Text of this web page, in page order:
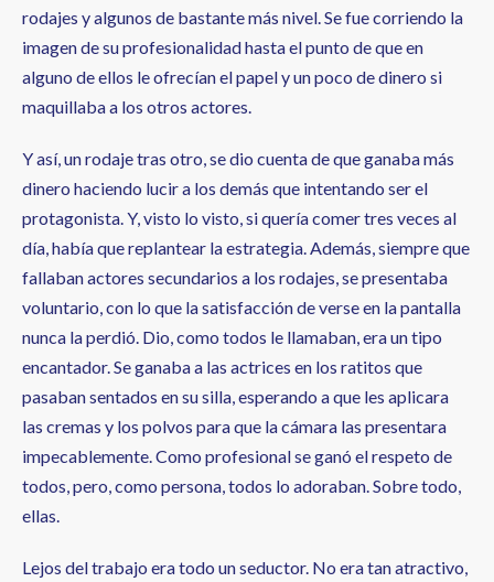
rodajes y algunos de bastante más nivel. Se fue corriendo la
imagen de su profesionalidad hasta el punto de que en
alguno de ellos le ofrecían el papel y un poco de dinero si
maquillaba a los otros actores.
Y así, un rodaje tras otro, se dio cuenta de que ganaba más
dinero haciendo lucir a los demás que intentando ser el
protagonista. Y, visto lo visto, si quería comer tres veces al
día, había que replantear la estrategia. Además, siempre que
fallaban actores secundarios a los rodajes, se presentaba
voluntario, con lo que la satisfacción de verse en la pantalla
nunca la perdió. Dio, como todos le llamaban, era un tipo
encantador. Se ganaba a las actrices en los ratitos que
pasaban sentados en su silla, esperando a que les aplicara
las cremas y los polvos para que la cámara las presentara
impecablemente. Como profesional se ganó el respeto de
todos, pero, como persona, todos lo adoraban. Sobre todo,
ellas.
Lejos del trabajo era todo un seductor. No era tan atractivo,